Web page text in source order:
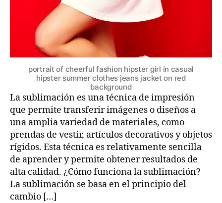
portrait of cheerful fashion hipster girl in casual
hipster summer clothes jeans jacket on red
background
La sublimación es una técnica de impresión
que permite transferir imágenes o diseños a
una amplia variedad de materiales, como
prendas de vestir, artículos decorativos y objetos
rígidos. Esta técnica es relativamente sencilla
de aprender y permite obtener resultados de
alta calidad. ¿Cómo funciona la sublimación?
La sublimación se basa en el principio del
cambio […]